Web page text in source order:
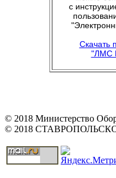
с
Скачать
"ЛМС
© 2018 Министерство
© 2018